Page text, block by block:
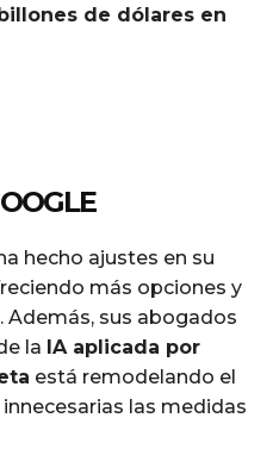
de dólares en
hecho ajustes en su
más opciones y
Además, sus abogados
la IA aplicada por
está remodelando el
las medidas